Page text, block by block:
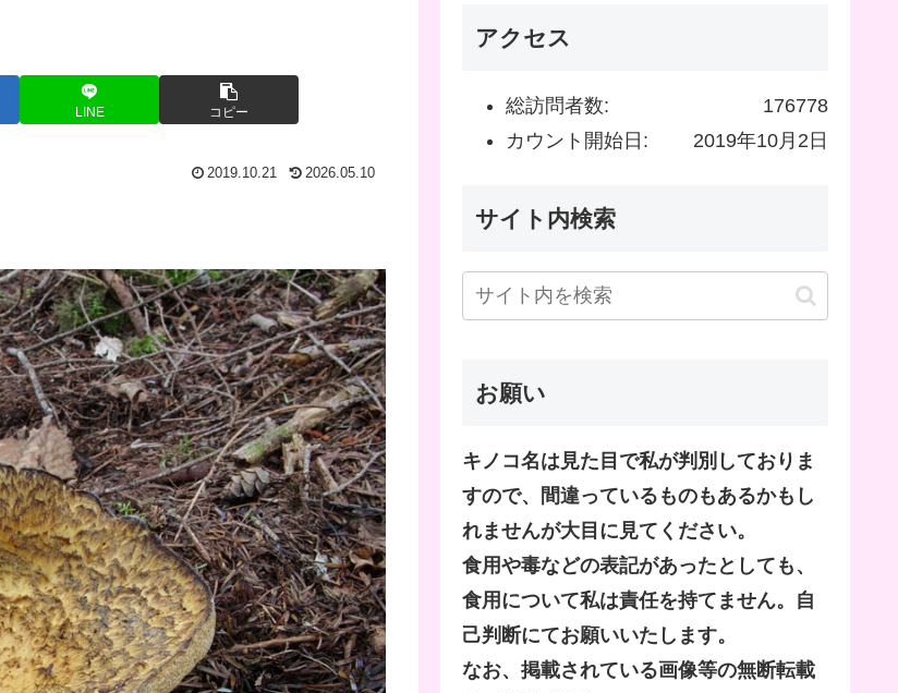
LINE コピー
2019.10.21 2026.05.10
アクセス
176778
総訪問者数:
2019年10月2日
カウント開始日:
サイト内検索
お願い
キノコ名は見た目で私が判別しておりま
すので、間違っているものもあるかもし
れませんが大目に見てください。
食用や毒などの表記があったとしても、
食用について私は責任を持てません。自
己判断にてお願いいたします。
なお、掲載されている画像等の無断転載